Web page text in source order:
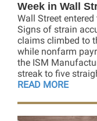
Week in Wall
Wall Street
Signs of strain
claims climbed to
while nonfarm
the ISM
streak to five
READ MORE